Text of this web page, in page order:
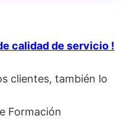
calidad de servicio !
clientes, también lo
Formación